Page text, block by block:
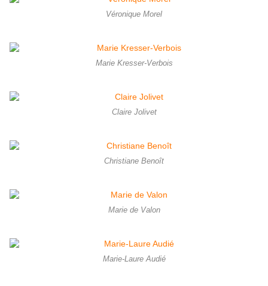
Véronique Morel
Marie Kresser-Verbois
Claire Jolivet
Christiane Benoît
Marie de Valon
Marie-Laure Audié